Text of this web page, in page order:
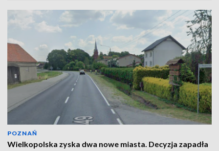
POZNAŃ
Wielkopolska zyska dwa nowe miasta. Decyzja zapadła